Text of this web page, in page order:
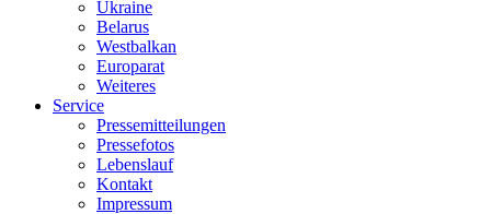
Ukraine
Belarus
Westbalkan
Europarat
Weiteres
Service
Pressemitteilungen
Pressefotos
Lebenslauf
Kontakt
Impressum